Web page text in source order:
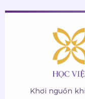
Khơi nguồn